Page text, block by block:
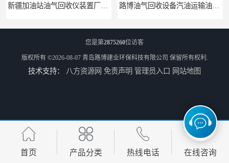
江西全自动水质采样器批发直销
河南水质采样仪器设备 河南污水水质采样仪器设备厂家
您是第2875260位访客
版权所有 ©2026-08-07 青岛路博建业环保科技有限公司 保留所有权利.
技术支持： 八方资源网 免责声明 管理员入口 网站地图
首页 产品分类 热线电话 在线咨询